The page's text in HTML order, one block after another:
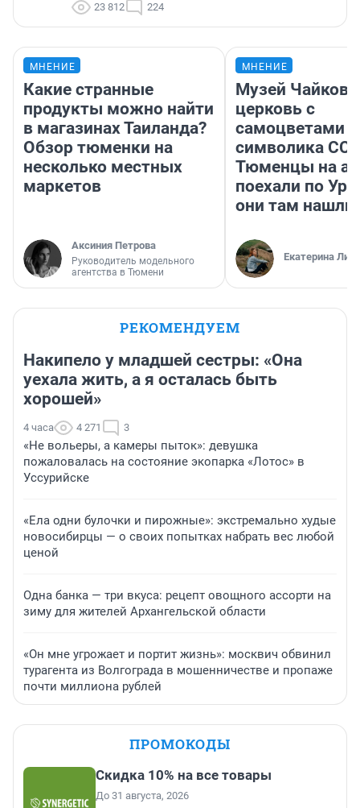
23 812 224
МНЕНИЕ
Какие странные
продукты можно найти
в магазинах Таиланда?
Обзор тюменки на
несколько местных
маркетов
Аксиния Петрова
Руководитель модельного
агентства в Тюмени
МНЕНИЕ
Музей
церковь с
самоцветами
символика
Тюменцы на
поехали по
они там нашли
Екатерина
РЕКОМЕНДУЕМ
Накипело у младшей сестры: «Она
уехала жить, а я осталась быть
хорошей»
4 часа 4 271 3
«Не вольеры, а камеры пыток»: девушка
пожаловалась на состояние экопарка «Лотос» в
Уссурийске
«Ела одни булочки и пирожные»: экстремально худые
новосибирцы — о своих попытках набрать вес любой
ценой
Одна банка — три вкуса: рецепт овощного ассорти на
зиму для жителей Архангельской области
«Он мне угрожает и портит жизнь»: москвич обвинил
турагента из Волгограда в мошенничестве и пропаже
почти миллиона рублей
ПРОМОКОДЫ
Скидка 10% на все товары
До 31 августа, 2026